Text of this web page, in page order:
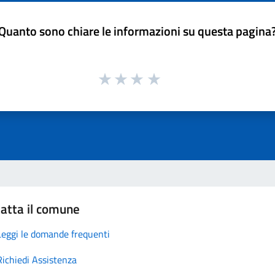
sono chiare le informazioni su questa
il comune
le domande frequenti
Assistenza